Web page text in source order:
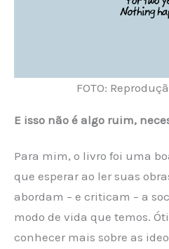
FOTO:
E isso não é algo ruim,
Para mim, o livro foi uma
que esperar ao ler suas
abordam – e criticam – a
modo de vida que temos.
conhecer mais sobre as